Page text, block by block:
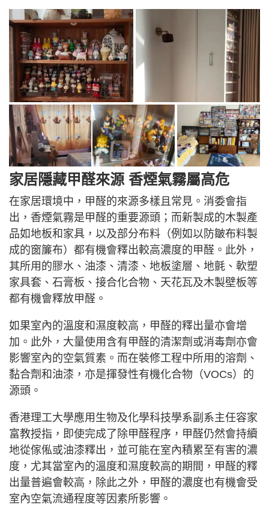
家居隱藏甲醛來源 香煙氣霧屬高危
在家居環境中，甲醛的來源多樣且常見。消委會指
出，香煙氣霧是甲醛的重要源頭；而新製成的木製產
品如地板和家具，以及部分布料（例如以防皺布料製
成的窗簾布）都有機會釋出較高濃度的甲醛。此外，
其所用的膠水、油漆、清漆、地板塗層、地氈、軟塑
家具套、石膏板、接合化合物、天花瓦及木製壁板等
都有機會釋放甲醛。
如果室內的溫度和濕度較高，甲醛的釋出量亦會增
加。此外，大量使用含有甲醛的清潔劑或消毒劑亦會
影響室內的空氣質素。而在裝修工程中所用的溶劑、
黏合劑和油漆，亦是揮發性有機化合物（VOCs）的
源頭。
香港理工大學應用生物及化學科技學系副系主任容家
富教授指，即使完成了除甲醛程序，甲醛仍然會持續
地從傢俬或油漆釋出，並可能在室內積累至有害的濃
度，尤其當室內的溫度和濕度較高的期間，甲醛的釋
出量普遍會較高，除此之外，甲醛的濃度也有機會受
室內空氣流通程度等因素所影響。